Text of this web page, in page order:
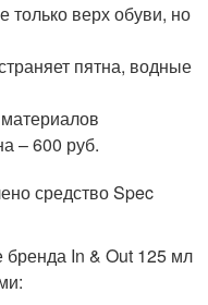
только верх обуви, но
пятна, водные
– 600 руб.
средство Spec
бренда In & Out 125 мл